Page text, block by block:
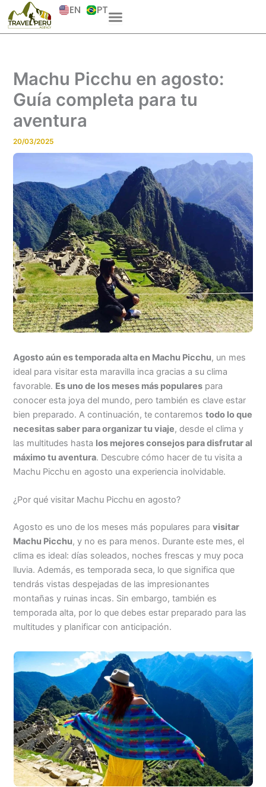
content
EN PT
Machu Picchu en agosto:
Guía completa para tu
aventura
20/03/2025
Agosto aún es temporada alta en Machu Picchu, un mes
ideal para visitar esta maravilla inca gracias a su clima
favorable. Es uno de los meses más populares para
conocer esta joya del mundo, pero también es clave estar
bien preparado. A continuación, te contaremostodo lo que
necesitas saber para organizar tu viaje, desde el clima y
las multitudes hasta los mejores consejos para disfrutar al
máximo tu aventura. Descubre cómo hacer de tu visita a
Machu Picchu en agosto una experiencia inolvidable.
¿Por qué visitar Machu Picchu en agosto?
Agosto es uno de los meses más populares paravisitar
Machu Picchu, y no es para menos. Durante este mes, el
clima es ideal: días soleados, noches frescas y muy poca
lluvia. Además, es temporada seca, lo que significa que
tendrás vistas despejadas de las impresionantes
montañas y ruinas incas. Sin embargo, también es
temporada alta, por lo que debes estar preparado para las
multitudes y planificar con anticipación.